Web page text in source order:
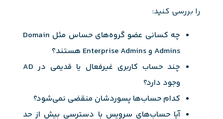
را بررسی کنید:
چه کسانی عضو گروه‌های حساس مثل Domain
Admins و Enterprise Admins هستند؟
چند حساب کاربری غیرفعال یا قدیمی در AD
وجود دارد؟
کدام حساب‌ها پسوردشان منقضی نمی‌شود؟
آیا حساب‌های سرویس با دسترسی بیش از حد